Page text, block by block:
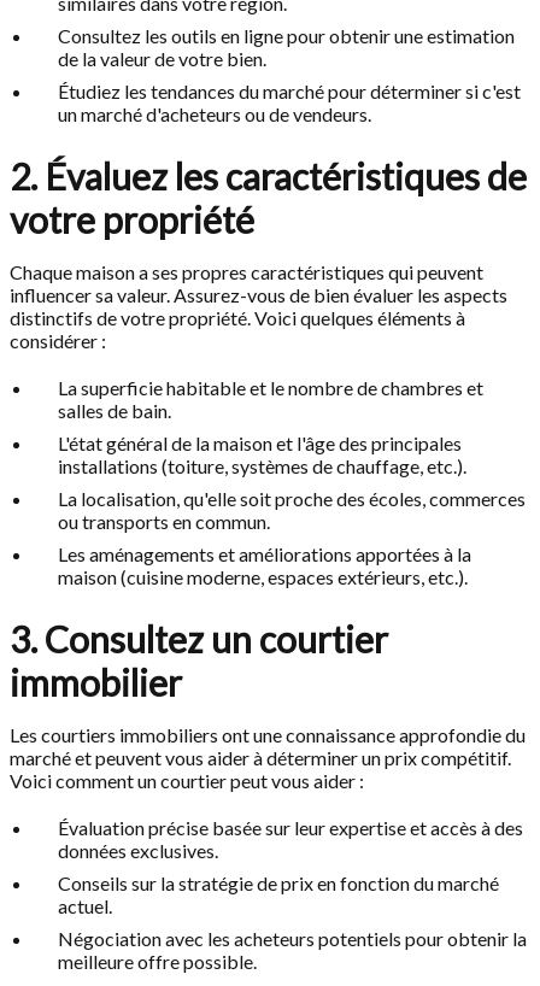
Consultez les outils en ligne pour obtenir une estimation
de la valeur de votre bien.
Étudiez les tendances du marché pour déterminer si c'est
un marché d'acheteurs ou de vendeurs.
2. Évaluez les caractéristiques de
votre propriété
Chaque maison a ses propres caractéristiques qui peuvent
influencer sa valeur. Assurez-vous de bien évaluer les aspects
distinctifs de votre propriété. Voici quelques éléments à
considérer :
La superficie habitable et le nombre de chambres et
salles de bain.
L'état général de la maison et l'âge des principales
installations (toiture, systèmes de chauffage, etc.).
La localisation, qu'elle soit proche des écoles, commerces
ou transports en commun.
Les aménagements et améliorations apportées à la
maison (cuisine moderne, espaces extérieurs, etc.).
3. Consultez un courtier
immobilier
Les courtiers immobiliers ont une connaissance approfondie du
marché et peuvent vous aider à déterminer un prix compétitif.
Voici comment un courtier peut vous aider :
Évaluation précise basée sur leur expertise et accès à des
données exclusives.
Conseils sur la stratégie de prix en fonction du marché
actuel.
Négociation avec les acheteurs potentiels pour obtenir la
meilleure offre possible.